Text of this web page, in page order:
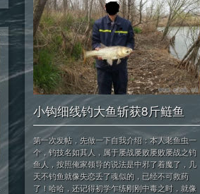
小钩细线钓大鱼斩获8斤鲢鱼
第一次发帖，先做一下自我介绍：本人老鱼虫一
个，钓技名如其人，属于屡战屡败屡败屡战之钓
鱼人，按照俺家领导的说法是中邪了着魔了，几
天不钓鱼就像失恋丢了魂似的，已经不可救药
了！哈哈，还记得初学乍练刚刚中毒之时，就像